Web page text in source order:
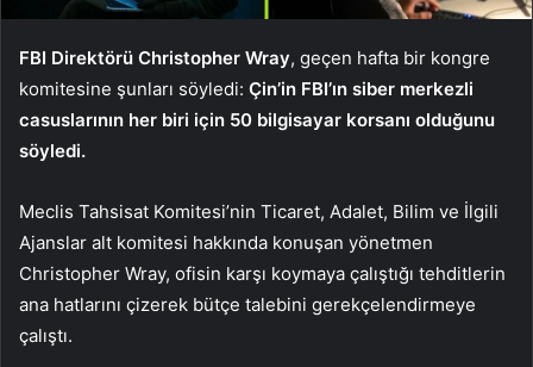
FBI Direktörü Christopher Wray, geçen hafta bir kongre
komitesine şunları söyledi: Çin’in FBI’ın siber merkezli
casuslarının her biri için 50 bilgisayar korsanı olduğunu
söyledi.
Meclis Tahsisat Komitesi’nin Ticaret, Adalet, Bilim ve İlgili
Ajanslar alt komitesi hakkında konuşan yönetmen
Christopher Wray, ofisin karşı koymaya çalıştığı tehditlerin
ana hatlarını çizerek bütçe talebini gerekçelendirmeye
çalıştı.